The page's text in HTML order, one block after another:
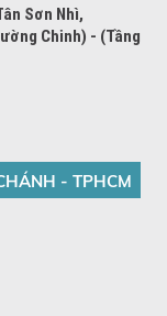
Sơn Nhì,
Chinh) - (Tầng
- TPHCM